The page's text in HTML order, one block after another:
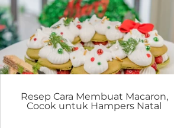
Resep Cara Membuat Macaron,
Cocok untuk Hampers Natal